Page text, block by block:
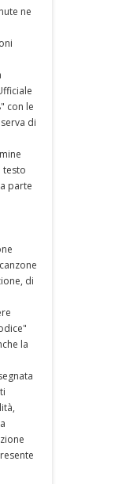
ne
con le
di
testo
parte
di
la